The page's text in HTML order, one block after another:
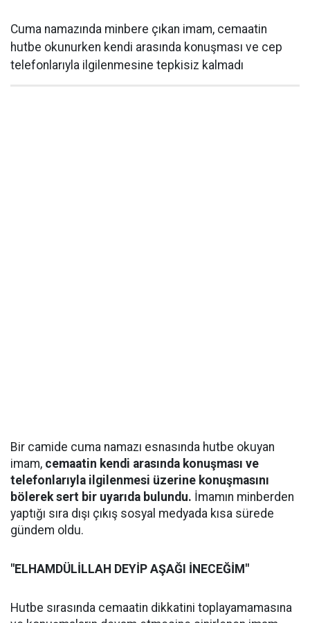
Cuma namazında minbere çıkan imam, cemaatin
hutbe okunurken kendi arasında konuşması ve cep
telefonlarıyla ilgilenmesine tepkisiz kalmadı
Bir camide cuma namazı esnasında hutbe okuyan
imam, cemaatin kendi arasında konuşması ve
telefonlarıyla ilgilenmesi üzerine konuşmasını
bölerek sert bir uyarıda bulundu. İmamın minberden
yaptığı sıra dışı çıkış sosyal medyada kısa sürede
gündem oldu.
"ELHAMDÜLİLLAH DEYİP AŞAĞI İNECEĞİM"
Hutbe sırasında cemaatin dikkatini toplayamamasına